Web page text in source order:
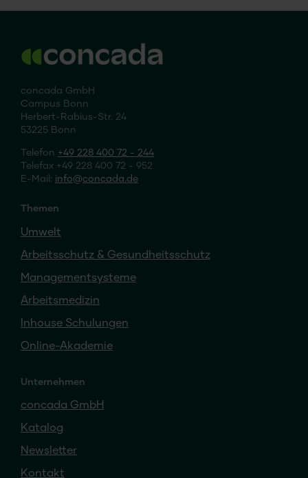
concada GmbH
Campus Bonn
Herbert-Rabius-Str. 24
53225 Bonn
Telefon +49 228 400 72 - 244
Telefax +49 228 400 72 - 952
E-Mail: info concada.de
Themen
Umwelt
Arbeitsschutz & Gesundheitsschutz
Managementsysteme
Arbeitsmedizin
Inhouse Schulungen
Online-Akademie
Unternehmen
concada GmbH
Katalog
Newsletter
Kontakt